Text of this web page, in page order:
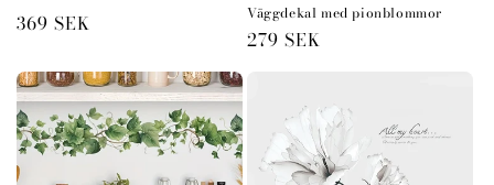
r
i
e
:
Ordinarie
369 SEK Väggdekal med pionblommor
Ordinarie
279 SEK